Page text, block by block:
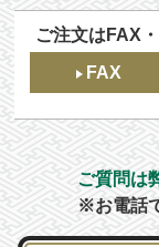
ご注文はFAX
FAX
ご質問は
※お電話